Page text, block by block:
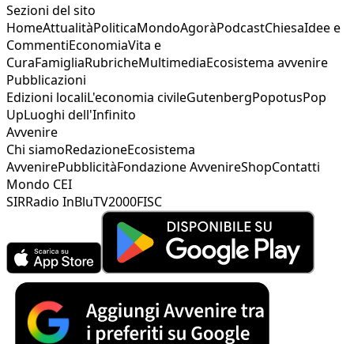
Sezioni del sito
HomeAttualitàPoliticaMondoAgoràPodcastChiesaIdee e
CommentiEconomiaVita e
CuraFamigliaRubricheMultimediaEcosistema avvenire
Pubblicazioni
Edizioni localiL'economia civileGutenbergPopotusPop
UpLuoghi dell'Infinito
Avvenire
Chi siamoRedazioneEcosistema
AvvenirePubblicitàFondazione AvvenireShopContatti
Mondo CEI
SIRRadio InBluTV2000FISC